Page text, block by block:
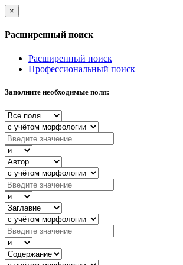
×
Расширенный поиск
Расширенный поиск
Профессиональный поиск
Заполните необходимые поля: